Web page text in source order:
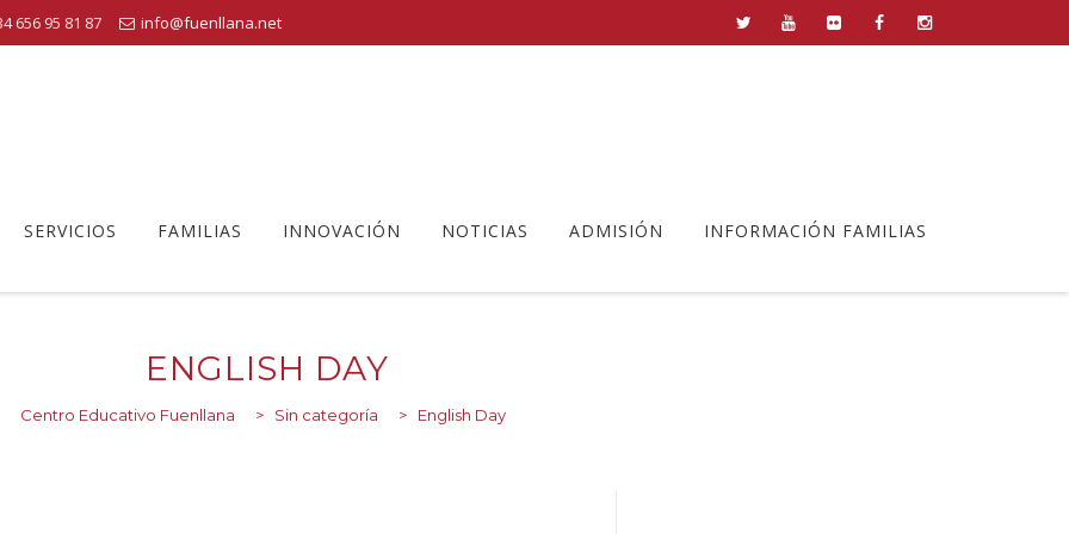
656 95 81 87 info@fuenllana.net
SERVICIOS FAMILIAS INNOVACIÓN NOTICIAS ADMISIÓN INFORMACIÓN FAMILIAS
ENGLISH DAY
Centro Educativo Fuenllana > Sin categoría > English Day